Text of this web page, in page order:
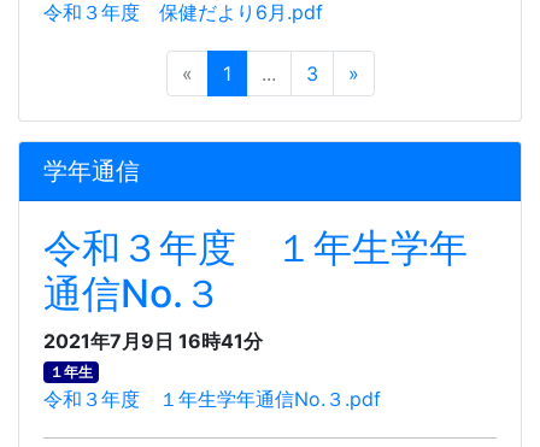
令和３年度 保健だより6月.pdf
« 1 ... 3 »
学年通信
令和３年度 １年生学年
通信No.３
2021年7月9日 16時41分
１年生
令和３年度 １年生学年通信No.３.pdf